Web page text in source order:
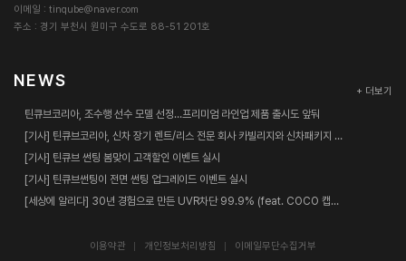
이메일 : tinqube@naver.com
주소 : 경기 부천시 원미구 수도로 88-51 201호
NEWS
+ 더보기
틴큐브코리아, 조수행 선수 모델 선정…프리미엄 라인업 제품 출시도 앞둬
[기사] 틴큐브코리아, 신차 장기 렌트/리스 전문 회사 카빌리지와 신차패키지 업무협약 체결
[기사] 틴큐브 썬팅 봄맞이 고객할인 이벤트 실시
[기사] 틴큐브썬팅이 전면 썬팅 업그레이드 이벤트 실시
[세상에 알리다] 30년 경험으로 만든 UVR차단 99.9% (feat. COCO 캡틴춘리)
이용약관 개인정보처리방침 이메일무단수집거부